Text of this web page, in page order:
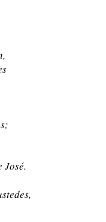
José.